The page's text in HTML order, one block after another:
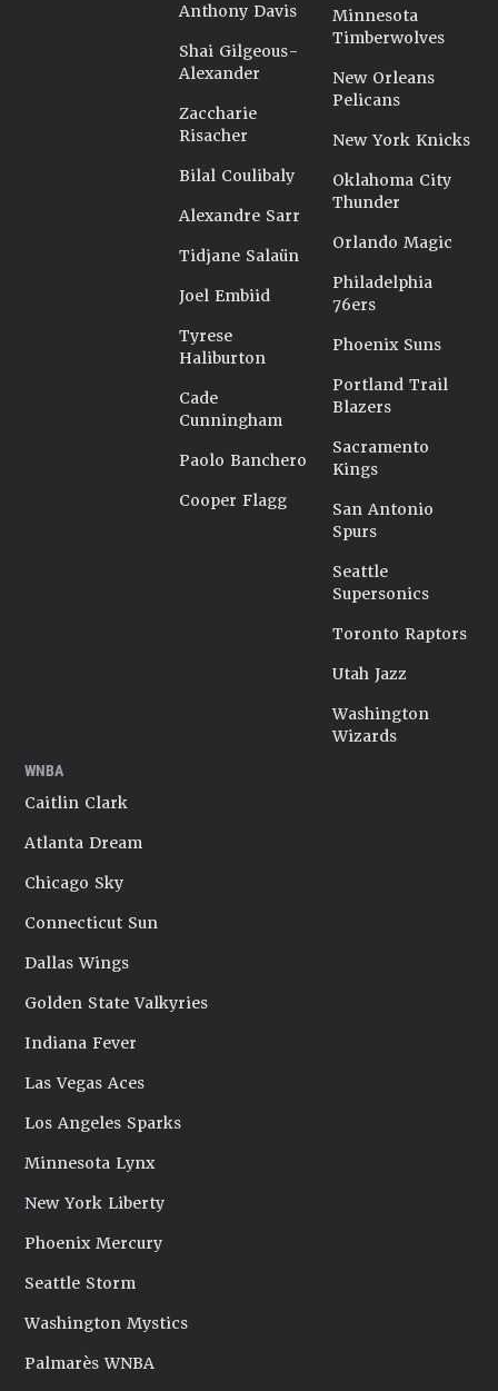
Anthony Davis
Shai Gilgeous-
Alexander
Zaccharie
Risacher
Bilal Coulibaly
Alexandre Sarr
Tidjane Salaün
Joel Embiid
Tyrese
Haliburton
Cade
Cunningham
Paolo Banchero
Cooper Flagg
Minnesota
Timberwolves
New Orleans
Pelicans
New York Knicks
Oklahoma City
Thunder
Orlando Magic
Philadelphia
76ers
Phoenix Suns
Portland Trail
Blazers
Sacramento
Kings
San Antonio
Spurs
Seattle
Supersonics
Toronto Raptors
Utah Jazz
Washington
Wizards
WNBA
Caitlin Clark
Atlanta Dream
Chicago Sky
Connecticut Sun
Dallas Wings
Golden State Valkyries
Indiana Fever
Las Vegas Aces
Los Angeles Sparks
Minnesota Lynx
New York Liberty
Phoenix Mercury
Seattle Storm
Washington Mystics
Palmarès WNBA